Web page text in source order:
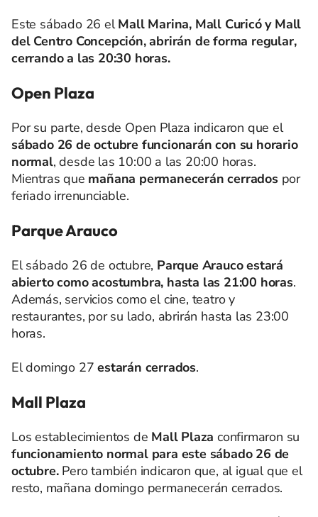
Este sábado 26 elMall Marina, Mall Curicó y Mall
del Centro Concepción, abrirán de forma regular,
cerrando a las 20:30 horas.
Open Plaza
Por su parte, desde Open Plaza indicaron que el
sábado 26 de octubre funcionarán con su horario
normal, desde las 10:00 a las 20:00 horas.
Mientras que mañana permanecerán cerradospor
feriado irrenunciable.
Parque Arauco
El sábado 26 de octubre, Parque Arauco estará
abierto como acostumbra, hasta las 21:00 horas.
Además, servicios como el cine, teatro y
restaurantes, por su lado, abrirán hasta las 23:00
horas.
El domingo 27 estarán cerrados.
Mall Plaza
Los establecimientos de Mall Plaza confirmaron su
funcionamiento normal para este sábado 26 de
octubre. Pero también indicaron que, al igual que el
resto, mañana domingo permanecerán cerrados.